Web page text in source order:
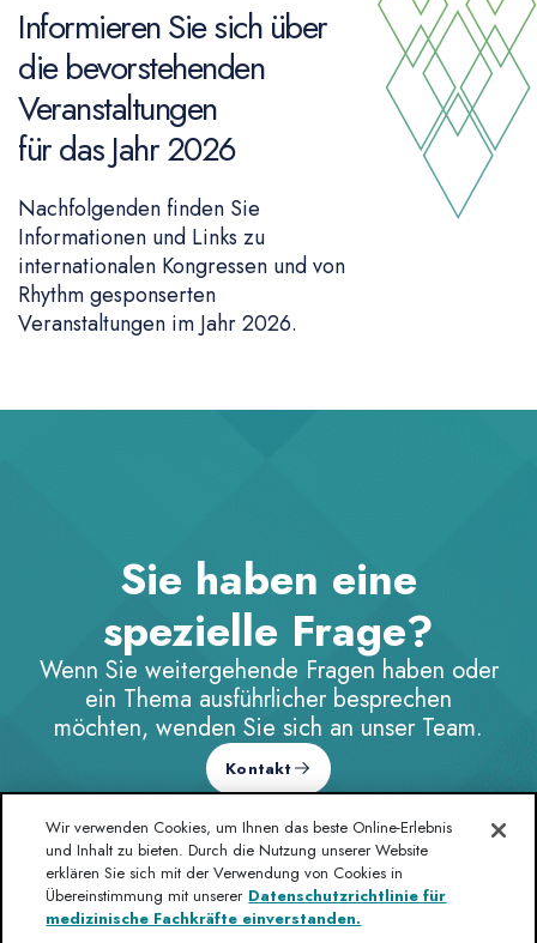
Informieren Sie sich über
die bevorstehenden
Veranstaltungen
für das Jahr 2026
Nachfolgenden finden Sie
Informationen und Links zu
internationalen Kongressen und von
Rhythm gesponserten
Veranstaltungen im Jahr 2026.
Sie haben eine
spezielle Frage?
Wenn Sie weitergehende Fragen haben oder
ein Thema ausführlicher besprechen
möchten, wenden Sie sich an unser Team.
Kontakt
Wir verwenden Cookies, um Ihnen das beste Online-Erlebnis
und Inhalt zu bieten. Durch die Nutzung unserer Website
erklären Sie sich mit der Verwendung von Cookies in
Übereinstimmung mit unserer Datenschutzrichtlinie für
medizinische Fachkräfte einverstanden.